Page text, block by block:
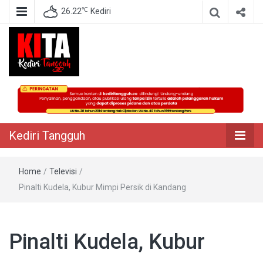
26.22℃ Kediri
Kediri Tangguh
Berita Akurat Terpercaya
Kediri Tangguh
Home / Televisi /
Pinalti Kudela, Kubur Mimpi Persik di Kandang
Pinalti Kudela, Kubur